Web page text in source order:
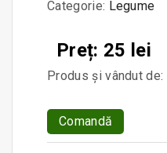
Categorie: Legume
Preț: 25 lei
Produs și vândut de:
Comandă